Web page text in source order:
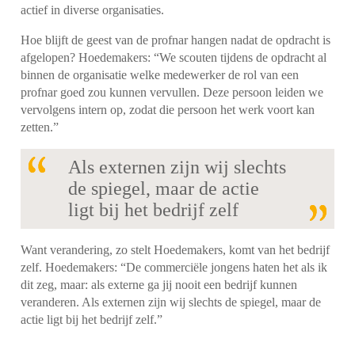
actief in diverse organisaties.
Hoe blijft de geest van de profnar hangen nadat de opdracht is
afgelopen? Hoedemakers: “We scouten tijdens de opdracht al
binnen de organisatie welke medewerker de rol van een
profnar goed zou kunnen vervullen. Deze persoon leiden we
vervolgens intern op, zodat die persoon het werk voort kan
zetten.”
Als externen zijn wij slechts
de spiegel, maar de actie
ligt bij het bedrijf zelf
Want verandering, zo stelt Hoedemakers, komt van het bedrijf
zelf. Hoedemakers: “De commerciële jongens haten het als ik
dit zeg, maar: als externe ga jij nooit een bedrijf kunnen
veranderen. Als externen zijn wij slechts de spiegel, maar de
actie ligt bij het bedrijf zelf.”